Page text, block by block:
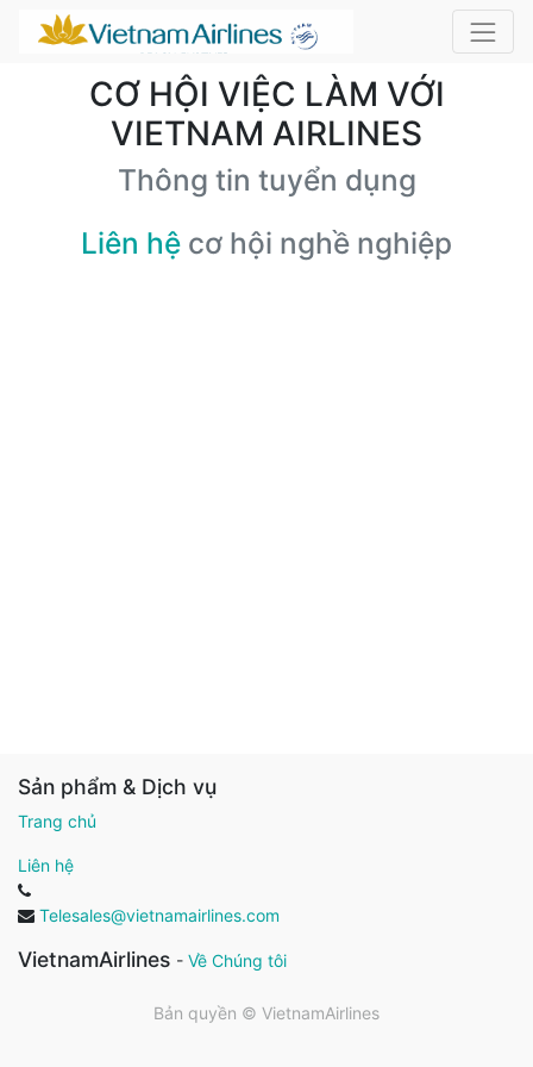
CƠ HỘI VIỆC LÀM VỚI
VIETNAM AIRLINES
Thông tin tuyển dụng
Liên hệ cơ hội nghề nghiệp
Sản phẩm & Dịch vụ
Trang chủ
Liên hệ
Telesales@vietnamairlines.com
VietnamAirlines - Về Chúng tôi
Bản quyền © VietnamAirlines